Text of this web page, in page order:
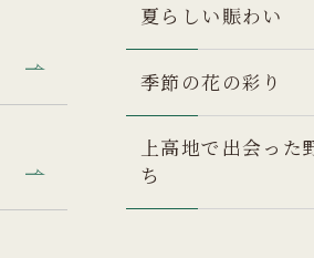
夏らしい賑わい
季節の花の彩り
上高地で出会った
ち